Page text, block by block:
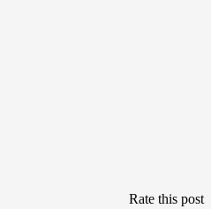
Rate this post